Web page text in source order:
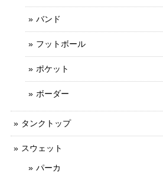
バンド
フットボール
ポケット
ボーダー
タンクトップ
スウェット
パーカ